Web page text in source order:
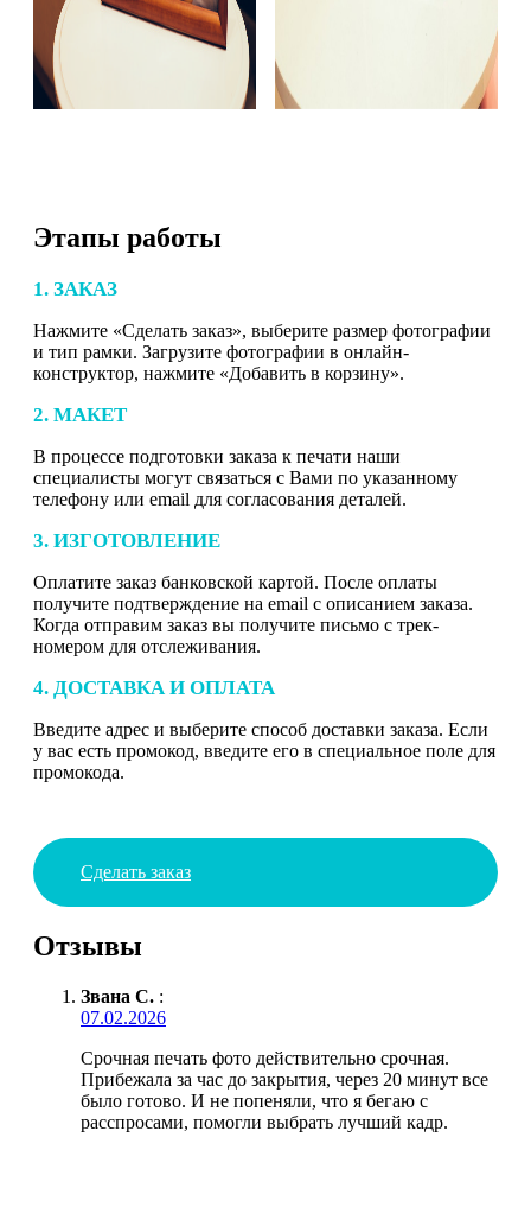
Этапы работы
1. ЗАКАЗ
Нажмите «Сделать заказ», выберите размер фотографии
и тип рамки. Загрузите фотографии в онлайн-
конструктор, нажмите «Добавить в корзину».
2. МАКЕТ
В процессе подготовки заказа к печати наши
специалисты могут связаться с Вами по указанному
телефону или email для согласования деталей.
3. ИЗГОТОВЛЕНИЕ
Оплатите заказ банковской картой. После оплаты
получите подтверждение на email с описанием заказа.
Когда отправим заказ вы получите письмо с трек-
номером для отслеживания.
4. ДОСТАВКА И ОПЛАТА
Введите адрес и выберите способ доставки заказа. Если
у вас есть промокод, введите его в специальное поле для
промокода.
Сделать заказ
Отзывы
Звана С. :
07.02.2026
Срочная печать фото действительно срочная.
Прибежала за час до закрытия, через 20 минут все
было готово. И не попеняли, что я бегаю с
расспросами, помогли выбрать лучший кадр.